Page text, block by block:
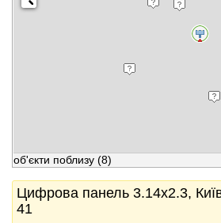
об'єкти поблизу (8)
Цифрова панель 3.14x2.3,
41